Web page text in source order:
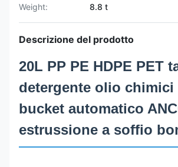
Weight:
8.8 t
Descrizione del prodotto
20L PP PE HDPE PET
detergente olio chimici
bucket automatico
estrussione a soffio